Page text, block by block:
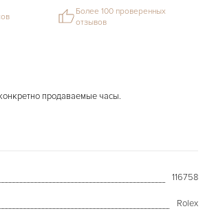
продаваемые часы.
116758
Rolex
Более 100 проверенных
отзывов